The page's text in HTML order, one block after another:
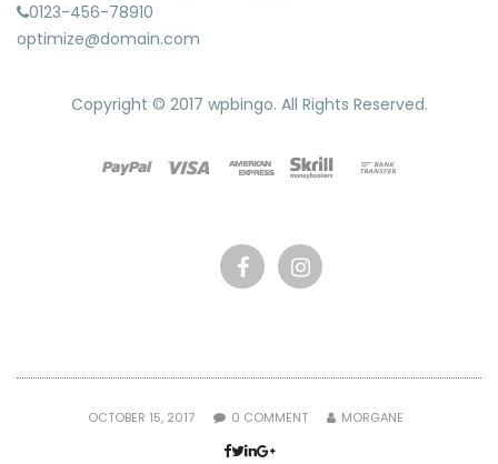
0123-456-78910
optimize@domain.com
Copyright © 2017 wpbingo. All Rights Reserved.
OCTOBER 15, 2017 0 COMMENT MORGANE